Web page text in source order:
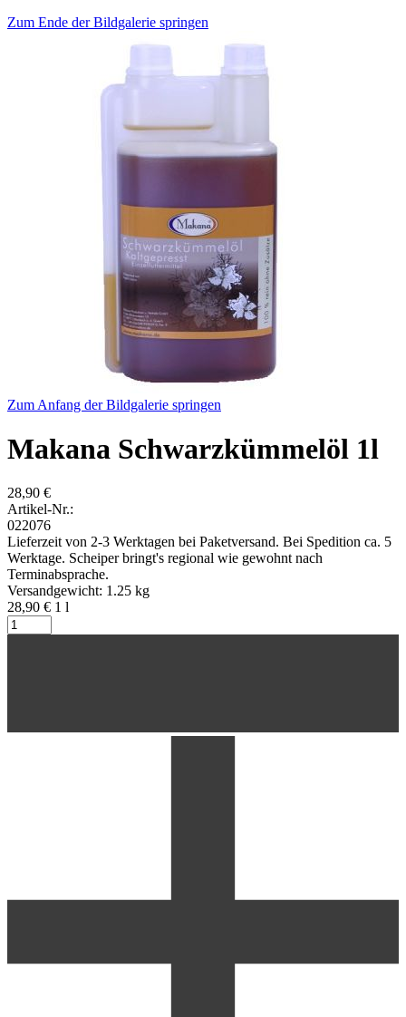
Zum Ende der Bildgalerie springen
Zum Anfang der Bildgalerie springen
Makana Schwarzkümmelöl 1l
28,90 €
Artikel-Nr.:
022076
Lieferzeit von 2-3 Werktagen bei Paketversand. Bei Spedition ca. 5
Werktage. Scheiper bringt's regional wie gewohnt nach
Terminabsprache.
Versandgewicht: 1.25 kg
28,90 € 1 l